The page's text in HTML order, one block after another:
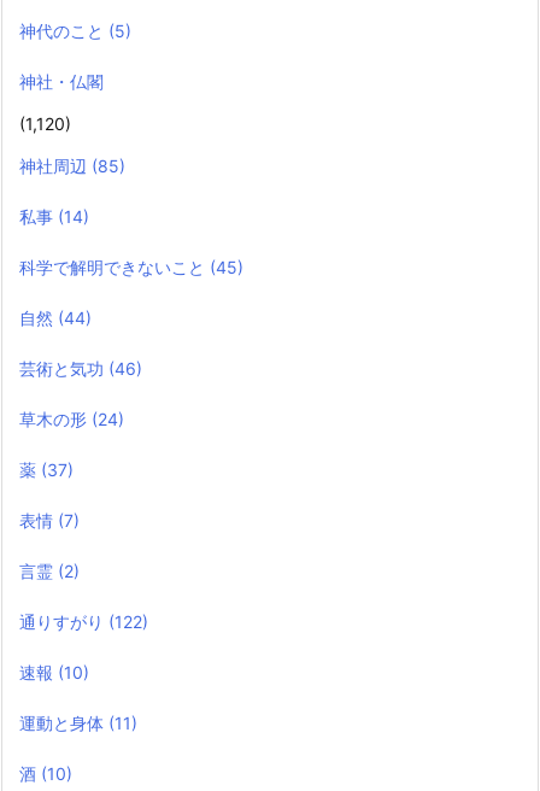
神代のこと (5)
神社・仏閣
(1,120)
神社周辺 (85)
私事 (14)
科学で解明できないこと (45)
自然 (44)
芸術と気功 (46)
草木の形 (24)
薬 (37)
表情 (7)
言霊 (2)
通りすがり (122)
速報 (10)
運動と身体 (11)
酒 (10)